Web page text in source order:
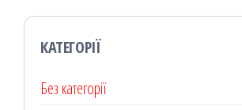
КАТЕГОРІЇ
Без категорії